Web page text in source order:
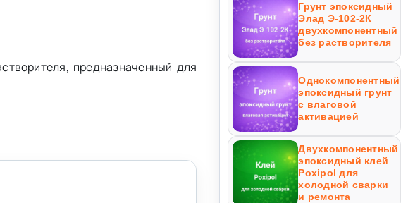
предназначенный для
Грунт эпоксидный
Элад Э-102-2К
двухкомпонентный
без растворителя
Однокомпонентный
эпоксидный грунт
с влаговой
активацией
Двухкомпонентный
эпоксидный клей
Poxipol для
холодной сварки
и ремонта